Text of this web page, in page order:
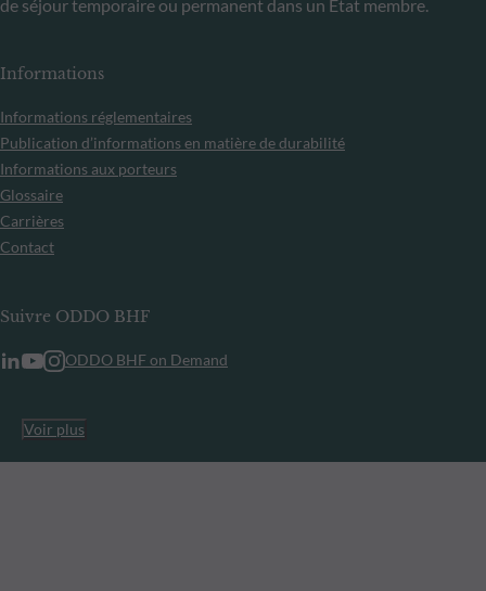
de séjour temporaire ou permanent dans un État membre.
Informations
Informations réglementaires
Publication d’informations en matière de durabilité
Informations aux porteurs
Glossaire
Carrières
Contact
Suivre ODDO BHF
ODDO BHF on Demand
Voir plus